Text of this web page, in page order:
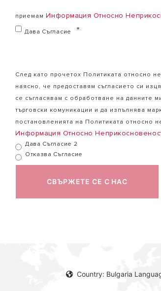
приемамИнформация Относно
Дава Съгласие
След като прочетох Политиката относно
наясно, че предоставям съгласието си
се съгласявам с обработване на данните
търговски комуникации и да изпълнява
постановленията на Политиката относно
Информация Относно
Дава Съгласие 2
Отказва Съгласие
СВЪРЖЕТЕ СЕ С НАС
Country: Bulgaria